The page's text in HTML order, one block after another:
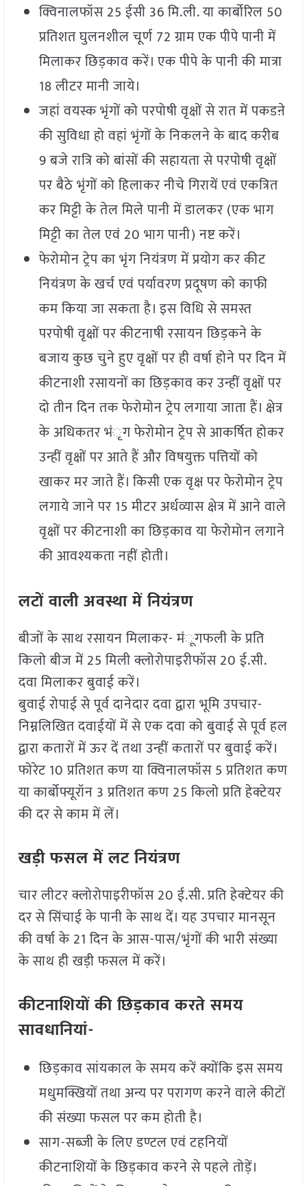
क्विनालफॉस 25 ईसी 36 मि.ली. या कार्बोरिल 50
प्रतिशत घुलनशील चूर्ण 72 ग्राम एक पीपे पानी में
मिलाकर छिड़काव करें। एक पीपे के पानी की मात्रा
18 लीटर मानी जाये।
जहां वयस्क भृंगों को परपोषी वृक्षों से रात में पकडऩे
की सुविधा हो वहां भृंगों के निकलने के बाद करीब
9 बजे रात्रि को बांसों की सहायता से परपोषी वृक्षों
पर बैठे भृंगों को हिलाकर नीचे गिरायें एवं एकत्रित
कर मिट्टी के तेल मिले पानी में डालकर (एक भाग
मिट्टी का तेल एवं 20 भाग पानी) नष्ट करें।
फेरोमोन ट्रेप का भृंग नियंत्रण में प्रयोग कर कीट
नियंत्रण के खर्च एवं पर्यावरण प्रदूषण को काफी
कम किया जा सकता है। इस विधि से समस्त
परपोषी वृक्षों पर कीटनाषी रसायन छिड़कने के
बजाय कुछ चुने हुए वृक्षों पर ही वर्षा होने पर दिन में
कीटनाशी रसायनों का छिड़काव कर उन्हीं वृक्षों पर
दो तीन दिन तक फेरोमोन ट्रेप लगाया जाता हैं। क्षेत्र
के अधिकतर भंृग फेरोमोन ट्रेप से आकर्षित होकर
उन्हीं वृक्षों पर आते हैं और विषयुक्त पत्तियों को
खाकर मर जाते हैं। किसी एक वृक्ष पर फेरोमोन ट्रेप
लगाये जाने पर 15 मीटर अर्धव्यास क्षेत्र में आने वाले
वृक्षों पर कीटनाशी का छिड़काव या फेरोमोन लगाने
की आवश्यकता नहीं होती।
लटों वाली अवस्था में नियंत्रण
बीजों के साथ रसायन मिलाकर- मंूगफली के प्रति
किलो बीज में 25 मिली क्लोरोपाइरीफॉस 20 ई.सी.
दवा मिलाकर बुवाई करें।
बुवाई रोपाई से पूर्व दानेदार दवा द्वारा भूमि उपचार-
निम्नलिखित दवाईयों में से एक दवा को बुवाई से पूर्व हल
द्वारा कतारों में ऊर दें तथा उन्हीं कतारों पर बुवाई करें।
फोरेट 10 प्रतिशत कण या क्विनालफॉस 5 प्रतिशत कण
या कार्बोफ्यूरॉन 3 प्रतिशत कण 25 किलो प्रति हेक्टेयर
की दर से काम में लें।
खड़ी फसल में लट नियंत्रण
चार लीटर क्लोरोपाइरीफॉस 20 ई.सी. प्रति हेक्टेयर की
दर से सिंचाई के पानी के साथ दें। यह उपचार मानसून
की वर्षा के 21 दिन के आस-पास/भृंगों की भारी संख्या
के साथ ही खड़ी फसल में करें।
कीटनाशियों की छिड़काव करते समय
सावधानियां-
छिड़काव सांयकाल के समय करें क्योंकि इस समय
मधुमक्खियों तथा अन्य पर परागण करने वाले कीटों
की संख्या फसल पर कम होती है।
साग-सब्जी के लिए डण्टल एवं टहनियों
कीटनाशियों के छिड़काव करने से पहले तोड़ें।